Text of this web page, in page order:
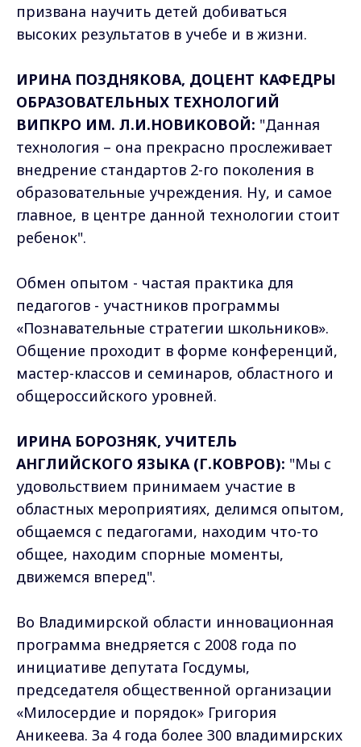
призвана научить детей добиваться
высоких результатов в учебе и в жизни.
ИРИНА ПОЗДНЯКОВА, ДОЦЕНТ КАФЕДРЫ
ОБРАЗОВАТЕЛЬНЫХ ТЕХНОЛОГИЙ
ВИПКРО ИМ. Л.И.НОВИКОВОЙ: "Данная
технология – она прекрасно прослеживает
внедрение стандартов 2-го поколения в
образовательные учреждения. Ну, и самое
главное, в центре данной технологии стоит
ребенок".
Обмен опытом - частая практика для
педагогов - участников программы
«Познавательные стратегии школьников».
Общение проходит в форме конференций,
мастер-классов и семинаров, областного и
общероссийского уровней.
ИРИНА БОРОЗНЯК, УЧИТЕЛЬ
АНГЛИЙСКОГО ЯЗЫКА (Г.КОВРОВ): "Мы с
удовольствием принимаем участие в
областных мероприятиях, делимся опытом,
общаемся с педагогами, находим что-то
общее, находим спорные моменты,
движемся вперед".
Во Владимирской области инновационная
программа внедряется с 2008 года по
инициативе депутата Госдумы,
председателя общественной организации
«Милосердие и порядок» Григория
Аникеева. За 4 года более 300 владимирских